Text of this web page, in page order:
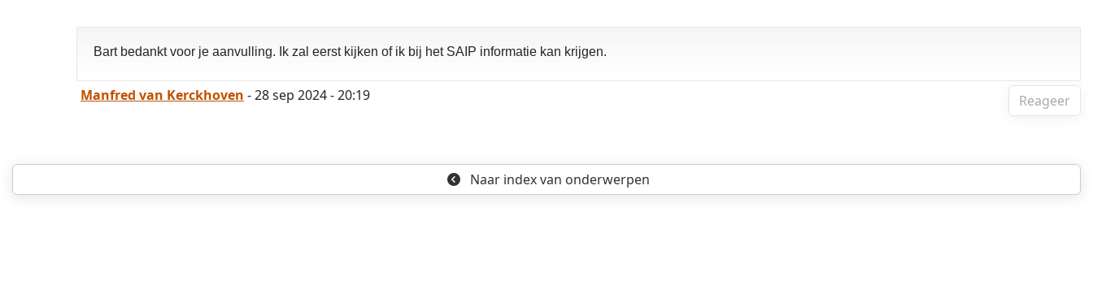
Bart bedankt voor je aanvulling. Ik zal eerst kijken of ik bij het SAIP informatie kan krijgen.
Reageer
Manfred van Kerckhoven - 28 sep 2024 - 20:19
Naar indexvan onderwerpen